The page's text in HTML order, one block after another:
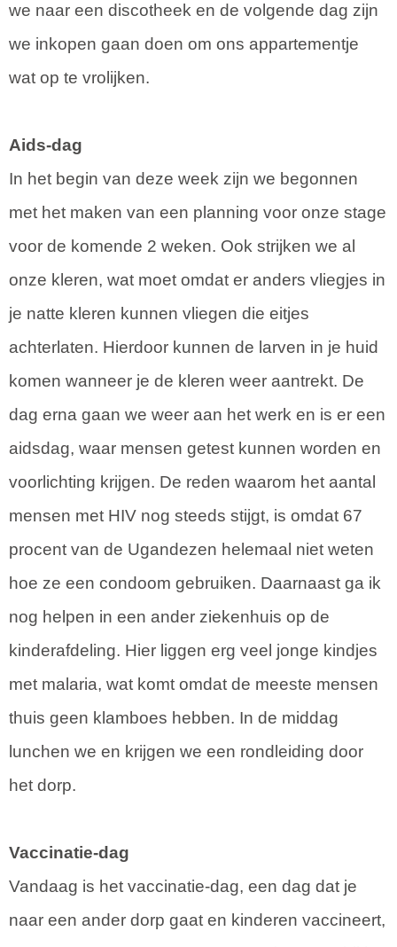
we naar een discotheek en de volgende dag zijn
we inkopen gaan doen om ons appartementje
wat op te vrolijken.
Aids-dag
In het begin van deze week zijn we begonnen
met het maken van een planning voor onze stage
voor de komende 2 weken. Ook strijken we al
onze kleren, wat moet omdat er anders vliegjes in
je natte kleren kunnen vliegen die eitjes
achterlaten. Hierdoor kunnen de larven in je huid
komen wanneer je de kleren weer aantrekt. De
dag erna gaan we weer aan het werk en is er een
aidsdag, waar mensen getest kunnen worden en
voorlichting krijgen. De reden waarom het aantal
mensen met HIV nog steeds stijgt, is omdat 67
procent van de Ugandezen helemaal niet weten
hoe ze een condoom gebruiken. Daarnaast ga ik
nog helpen in een ander ziekenhuis op de
kinderafdeling. Hier liggen erg veel jonge kindjes
met malaria, wat komt omdat de meeste mensen
thuis geen klamboes hebben. In de middag
lunchen we en krijgen we een rondleiding door
het dorp.
Vaccinatie-dag
Vandaag is het vaccinatie-dag, een dag dat je
naar een ander dorp gaat en kinderen vaccineert,